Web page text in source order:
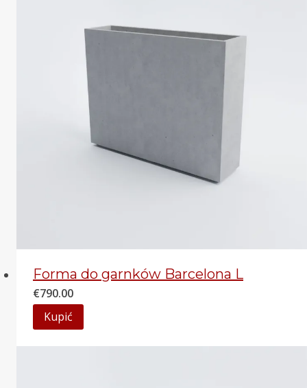
Forma do garnków Barcelona L
€790.00
Kupić